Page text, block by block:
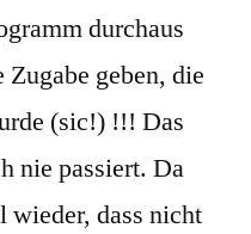
durchaus
geben, die
(sic!) !!! Das
nie passiert. Da
wieder, dass nicht